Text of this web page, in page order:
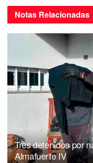
Notas Relacionadas
Tres detenidos por
Almafuerte IV